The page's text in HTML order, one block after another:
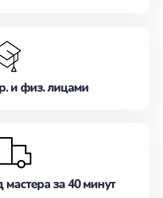
и физ. лицами
за 40 минут